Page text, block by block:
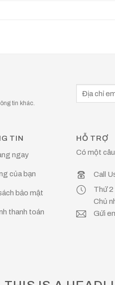
tin khác.
TIN
ngay
của bạn
bảo mật
thanh toán
HỖ TRỢ
Có một
Call
Thứ 2
Chủ
Gửi